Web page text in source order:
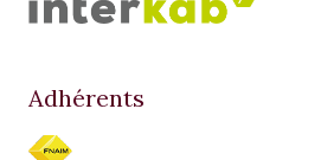
Adhérents